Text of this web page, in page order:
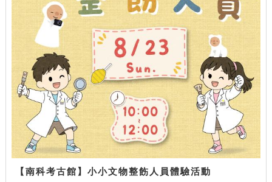
【南科考古館】小小文物整飭人員體驗活動